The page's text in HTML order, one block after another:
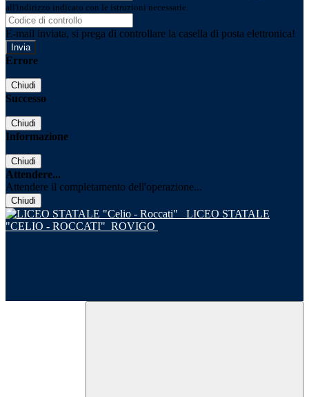
all'indirizzo indicato con le istruzioni necessarie.
E-mail inviata, si prega di controllare la casella di posta elettronica!
Errore
Chiudi
Successo
Chiudi
Informazione
Chiudi
Attendere...
Attendere il completamento dell'operazione...
Chiudi
LICEO STATALE
"CELIO - ROCCATI" ROVIGO